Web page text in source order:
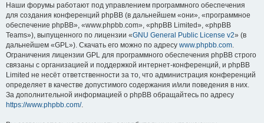
Наши форумы работают под управлением программного обеспечения
для создания конференций phpBB (в дальнейшем «они», «программное
обеспечение phpBB», «www.phpbb.com», «phpBB Limited», «phpBB
Teams»), выпущенного по лицензии «GNU General Public License v2» (в
дальнейшем «GPL»). Скачать его можно по адресу www.phpbb.com.
Ограничения лицензии GPL для программного обеспечения phpBB строго
связаны с организацией и поддержкой интернет-конференций, и phpBB
Limited не несёт ответственности за то, что администрация конференций
определяет в качестве допустимого содержания и/или поведения в них.
За дополнительной информацией о phpBB обращайтесь по адресу
https://www.phpbb.com/.